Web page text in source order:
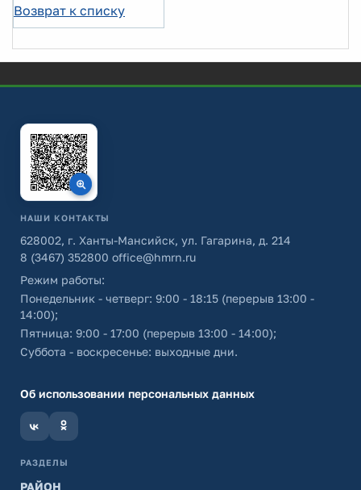
Возврат к списку
НАШИ КОНТАКТЫ
628002, г. Ханты-Мансийск, ул. Гагарина, д. 214
8 (3467) 352800 office@hmrn.ru
Режим работы:
Понедельник - четверг: 9:00 - 18:15 (перерыв 13:00 -
14:00);
Пятница: 9:00 - 17:00 (перерыв 13:00 - 14:00);
Суббота - воскресенье: выходные дни.
Об использовании персональных данных
РАЗДЕЛЫ
РАЙОН